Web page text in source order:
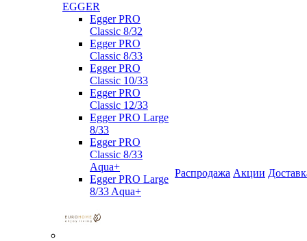
EGGER
Egger PRO
Classic 8/32
Egger PRO
Classic 8/33
Egger PRO
Classic 10/33
Egger PRO
Classic 12/33
Egger PRO Large
8/33
Egger PRO
Classic 8/33
Aqua+
Egger PRO Large
8/33 Aqua+
Распродажа Акции